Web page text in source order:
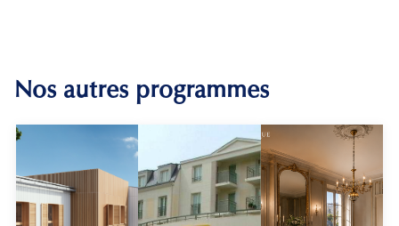
Nos autres programmes